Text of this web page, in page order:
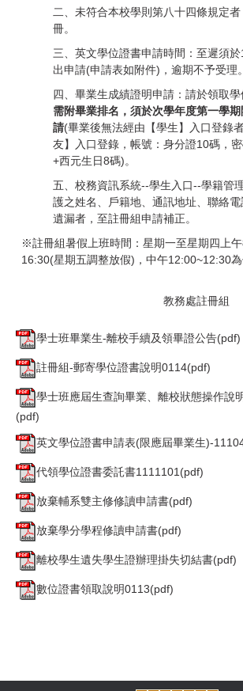
二、未符合本校學則第八十四條規定
冊。
三、英文學位證書申請時間：至遲須
出申請(申請表如附件)，逾期不予受理。
四、畢業生成績證明申請：請於領取學
需附畢業排名，須於次學年度第一學
請(畢業後無法經由【學生】入口登錄
友】入口登錄，帳號：身分證10碼，
+西元生日8碼)。
五、校務資訊系統--學生入口--學籍管
護之姓名、戶籍地、通訊地址、聯絡
遺漏者，至註冊組申請補正。
※註冊組暑假上班時間：星期一至星期四上
16:30(星期五調整放假)，中午12:00~12:30為
教務處註冊
學士班畢業生-離校手續及領畢證公告(pdf)
註冊組-郵寄學位證書說明0114(pdf)
學士班應屆生查詢畢業、離校狀態操作說
(pdf)
英文學位證書申請表(限應屆畢業生)-
代領學位證書委託書1111101(pdf)
放棄輔系雙主修修讀申請書(pdf)
放棄學分學程修讀申請書(pdf)
離校學生遺失學生證辦理掛失切結書(pdf)
數位證書領取說明0113(pdf)